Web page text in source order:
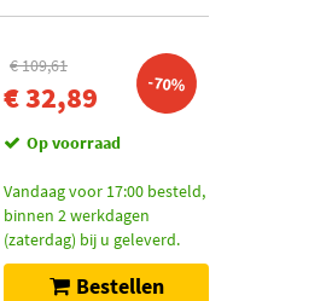
€ 109,61
€ 32,89 -70%
Op voorraad
Vandaag voor 17:00 besteld,
binnen 2 werkdagen
(zaterdag) bij u geleverd.
Bestellen